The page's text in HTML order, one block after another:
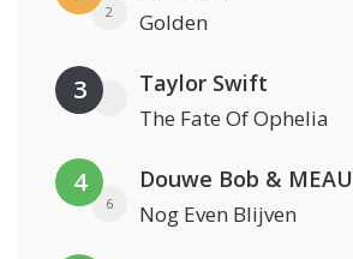
2 Golden
3 Taylor Swift
The Fate Of Ophelia
4
6
Douwe Bob & MEAU
Nog Even Blijven